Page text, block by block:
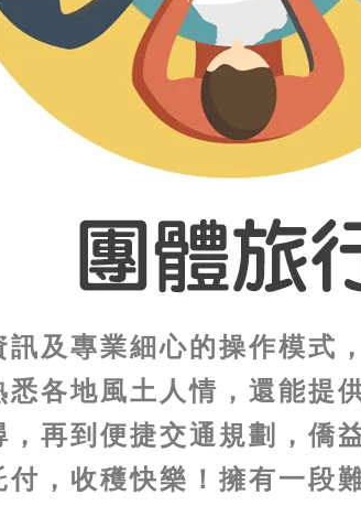
及專業細心的操作模式
各地風土人情，還能提
再到便捷交通規劃，僑
付，收穫快樂！ 擁有一段